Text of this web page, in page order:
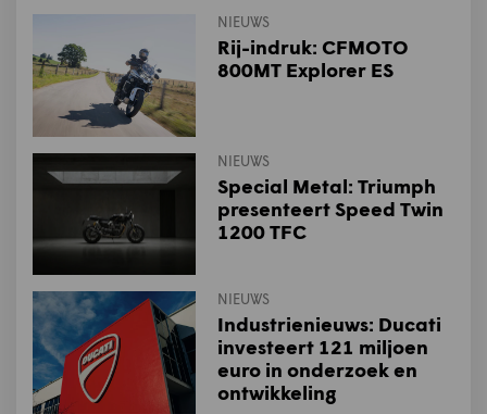
NIEUWS
Rij-indruk: CFMOTO
800MT Explorer ES
NIEUWS
Special Metal: Triumph
presenteert Speed Twin
1200 TFC
NIEUWS
Industrienieuws: Ducati
investeert 121 miljoen
euro in onderzoek en
ontwikkeling